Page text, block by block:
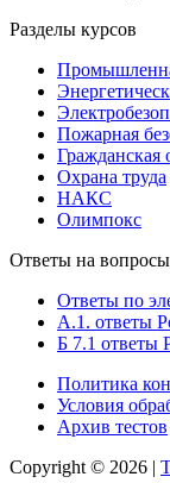
Разделы курсов
Пожарная
Гражданская
Охрана труда
НАКС
Олимпокс
Ответы на вопросы
Ответы по
А.1. ответы
Б 7.1 ответы
Политика
Условия
Архив тестов
Copyright © 2026 |